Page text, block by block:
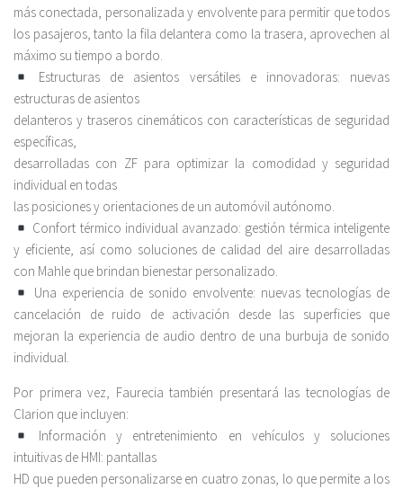
más conectada, personalizada y envolvente para permitir que todos
los pasajeros, tanto la fila delantera como la trasera, aprovechen al
máximo su tiempo a bordo.
Estructuras de asientos versátiles e innovadoras: nuevas
estructuras de asientos
delanteros y traseros cinemáticos con características de seguridad
específicas,
desarrolladas con ZF para optimizar la comodidad y seguridad
individual en todas
las posiciones y orientaciones de un automóvil autónomo.
Confort térmico individual avanzado: gestión térmica inteligente
y eficiente, así como soluciones de calidad del aire desarrolladas
con Mahle que brindan bienestar personalizado.
Una experiencia de sonido envolvente: nuevas tecnologías de
cancelación de ruido de activación desde las superficies que
mejoran la experiencia de audio dentro de una burbuja de sonido
individual.
Por primera vez, Faurecia también presentará las tecnologías de
Clarion que incluyen:
Información y entretenimiento en vehículos y soluciones
intuitivas de HMI: pantallas
HD que pueden personalizarse en cuatro zonas, lo que permite a los